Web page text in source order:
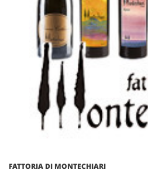
FATTORIA DI MONTECHIARI